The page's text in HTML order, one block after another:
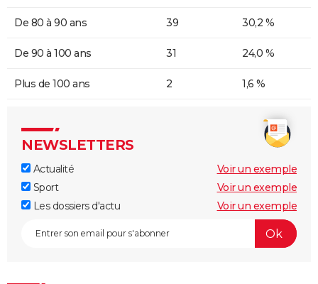
De 80 à 90 ans 39 30,2 %
De 90 à 100 ans 31 24,0 %
Plus de 100 ans 2 1,6 %
NEWSLETTERS
Actualité
Voir un exemple
Sport
Voir un exemple
Les dossiers d'actu
Voir un exemple